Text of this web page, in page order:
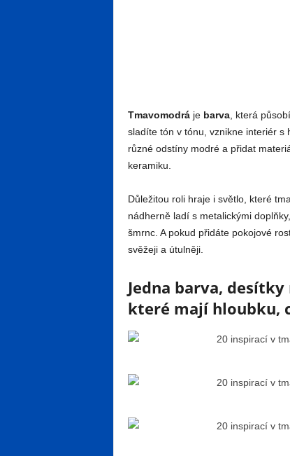
Tmavomodráje barva, která
sladíte tón v tónu, vznikne interiér s
různé odstíny modré a přidat
keramiku.
Důležitou roli hraje i světlo, které
nádherně ladí s metalickými
šmrnc. A pokud přidáte pokojové
svěžeji a útulněji.
Jedna barva,
které mají hloubku,